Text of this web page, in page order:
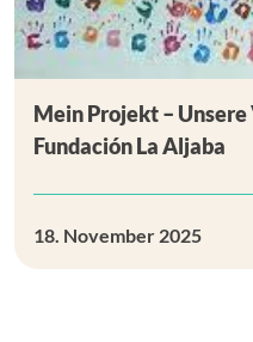
Mein Projekt –
Fundación La Aljaba
18. November 2025